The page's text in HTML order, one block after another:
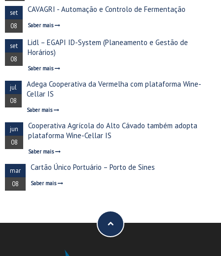
Área Cliente
Pesquisa
set
08
CAVAGRI - Automação e Controlo de Fermentação
Saber mais
set
08
Lidl – EGAPI ID-System (Planeamento e Gestão de
Horários)
Saber mais
jul
08
Adega Cooperativa da Vermelha com plataforma Wine-
Cellar IS
Saber mais
jun
08
Cooperativa Agrícola do Alto Cávado também adopta
plataforma Wine-Cellar IS
Saber mais
mar
08
Cartão Único Portuário – Porto de Sines
Saber mais